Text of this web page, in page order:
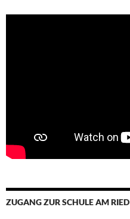
ZUGANG ZUR SCHULE AM RIED